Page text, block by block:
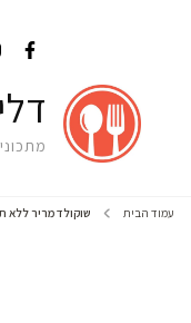
עמוד הבית שוקולד מריר ללא